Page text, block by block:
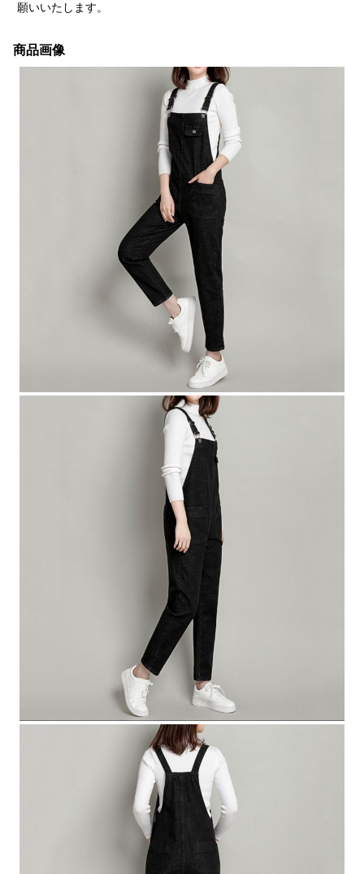
願いいたします。
商品画像